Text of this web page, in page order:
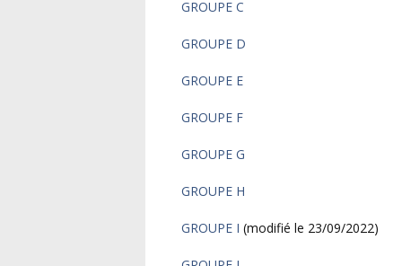
GROUPE C
GROUPE D
GROUPE E
GROUPE F
GROUPE G
GROUPE H
GROUPE I (modifié le 23/09/2022)